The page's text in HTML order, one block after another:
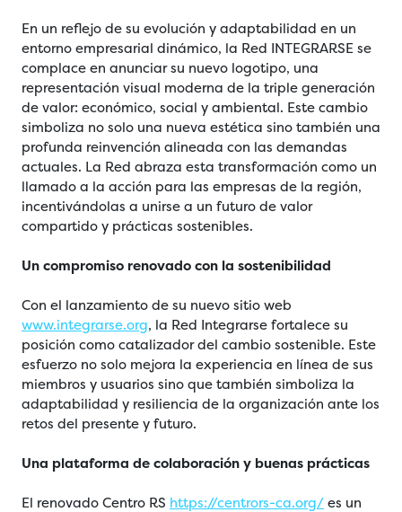
En un reflejo de su evolución y adaptabilidad en un
entorno empresarial dinámico, la Red INTEGRARSE se
complace en anunciar su nuevo logotipo, una
representación visual moderna de la triple generación
de valor: económico, social y ambiental. Este cambio
simboliza no solo una nueva estética sino también una
profunda reinvención alineada con las demandas
actuales. La Red abraza esta transformación como un
llamado a la acción para las empresas de la región,
incentivándolas a unirse a un futuro de valor
compartido y prácticas sostenibles.
Un compromiso renovado con la sostenibilidad
Con el lanzamiento de su nuevo sitio web
www.integrarse.org, la Red Integrarse fortalece su
posición como catalizador del cambio sostenible. Este
esfuerzo no solo mejora la experiencia en línea de sus
miembros y usuarios sino que también simboliza la
adaptabilidad y resiliencia de la organización ante los
retos del presente y futuro.
Una plataforma de colaboración y buenas prácticas
El renovado Centro RS https://centrors-ca.org/ es un